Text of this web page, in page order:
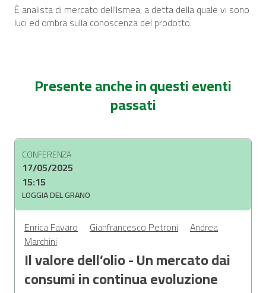
È analista di mercato dell’Ismea, a detta della quale vi sono
luci ed ombra sulla conoscenza del prodotto.
Presente anche in questi eventi
passati
CONFERENZA
17/05/2025
15:15
LOGGIA DEL GRANO
Enrica Favaro Gianfrancesco Petroni
Andrea
Marchini
Il valore dell’olio - Un mercato dai
consumi in continua evoluzione